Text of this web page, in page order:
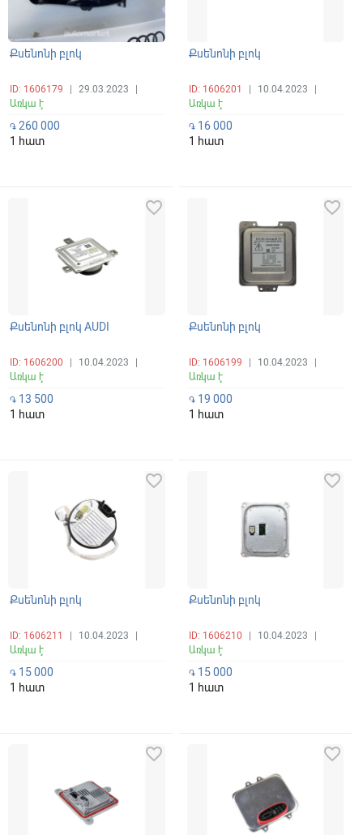
Քսենոնի բլոկ
ID: 1606179 29.03.2023
Առկա է
֏ 260 000
1 հատ
Քսենոնի բլոկ
ID: 1606201 10.04.2023
Առկա է
֏16 000
1 հատ
Քսենոնի բլոկ AUDI
ID: 1606200 10.04.2023
Առկա է
favorite_border
֏ 13 500
1 հատ
Քսենոնի բլոկ
ID: 1606199 10.04.2023
Առկա է
favorite_border
֏19 000
1 հատ
Քսենոնի բլոկ
ID: 1606211 10.04.2023
Առկա է
favorite_border
֏ 15 000
1 հատ
Քսենոնի բլոկ
ID: 1606210 10.04.2023
Առկա է
favorite_border
֏15 000
1 հատ
favorite_border favorite_border